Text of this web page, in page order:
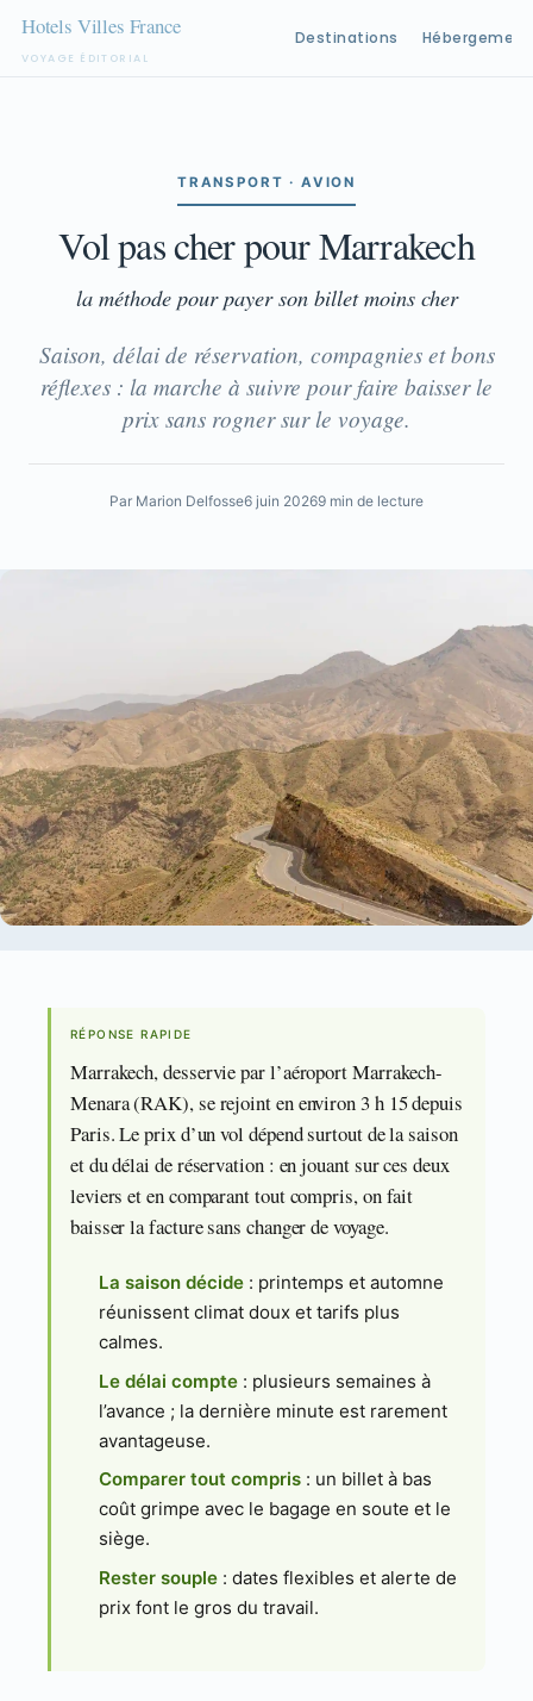
VOYAGE ÉDITORIAL
Destinations Hébergement
TRANSPORT · AVION
Vol pas cher pour Marrakech
la méthode pour payer son billet moins cher
Saison, délai de réservation, compagnies et bons
réflexes : la marche à suivre pour faire baisser le
prix sans rogner sur le voyage.
Par Marion Delfosse6 juin 20269 min de lecture
RÉPONSE RAPIDE
Marrakech, desservie par l’aéroport Marrakech-
Menara (RAK), se rejoint en environ 3 h 15 depuis
Paris. Le prix d’un vol dépend surtout de la saison
et du délai de réservation : en jouant sur ces deux
leviers et en comparant tout compris, on fait
baisser la facture sans changer de voyage.
La saison décide : printemps et automne
réunissent climat doux et tarifs plus
calmes.
Le délai compte : plusieurs semaines à
l’avance ; la dernière minute est rarement
avantageuse.
Comparer tout compris : un billet à bas
coût grimpe avec le bagage en soute et le
siège.
Rester souple : dates flexibles et alerte de
prix font le gros du travail.